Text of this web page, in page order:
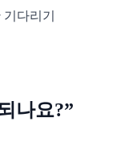
다리기
나요?”